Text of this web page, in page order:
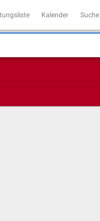
Kalender Suche